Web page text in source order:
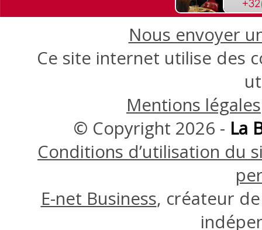
Nous envoyer
Ce site internet utilise des
Mentions légales
© Copyright 2026 - La
Conditions d’utilisation du
E-net Business, créateur